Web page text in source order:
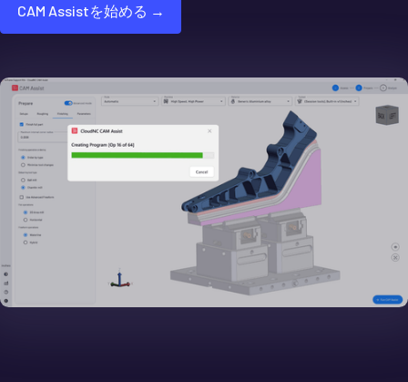
CAM Assistを始める →